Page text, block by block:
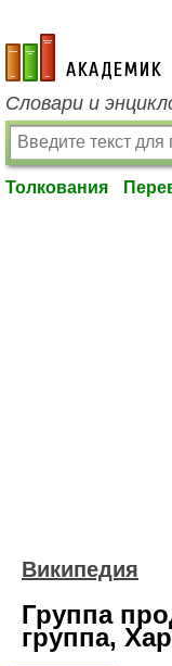
academic.ru
Словари и
Толкования
Википедия
Группа
группа,